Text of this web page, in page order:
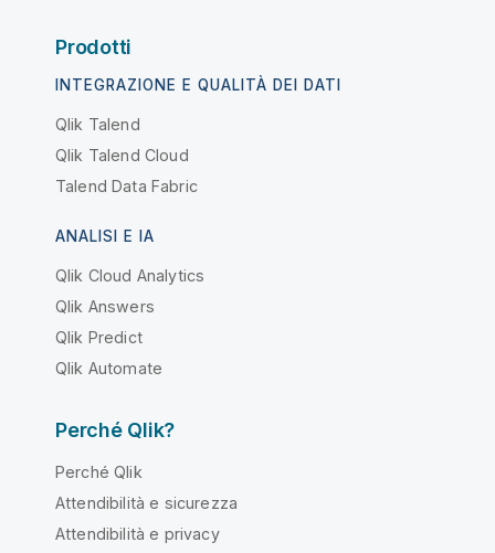
Prodotti
INTEGRAZIONE E QUALITÀ DEI DATI
Qlik Talend
Qlik Talend Cloud
Talend Data Fabric
ANALISI E IA
Qlik Cloud Analytics
Qlik Answers
Qlik Predict
Qlik Automate
Perché Qlik?
Perché Qlik
Attendibilità e sicurezza
Attendibilità e privacy